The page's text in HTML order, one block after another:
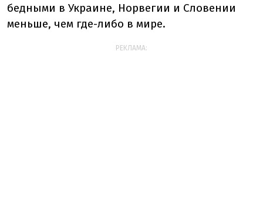
бедными в Украине, Норвегии и Словении
меньше, чем где-либо в мире.
РЕКЛАМА: